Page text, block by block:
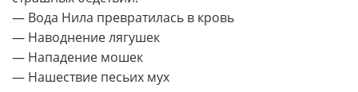
— Вода Нила превратилась в кровь
— Наводнение лягушек
— Нападение мошек
— Нашествие песьих мух